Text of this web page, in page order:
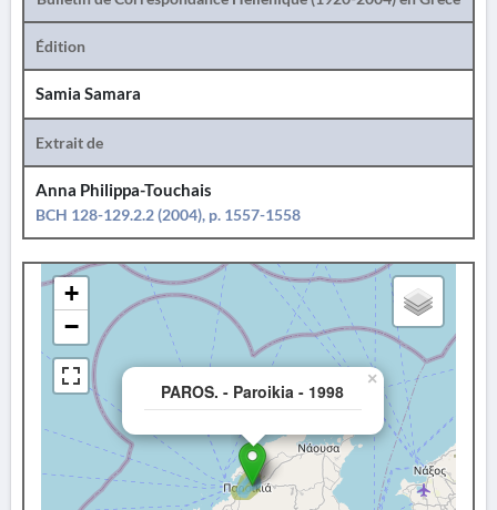
Édition
Samia Samara
Extrait de
Anna Philippa-Touchais
BCH 128-129.2.2 (2004), p. 1557-1558
PAROS. - Paroikia - 1998
×
+
−